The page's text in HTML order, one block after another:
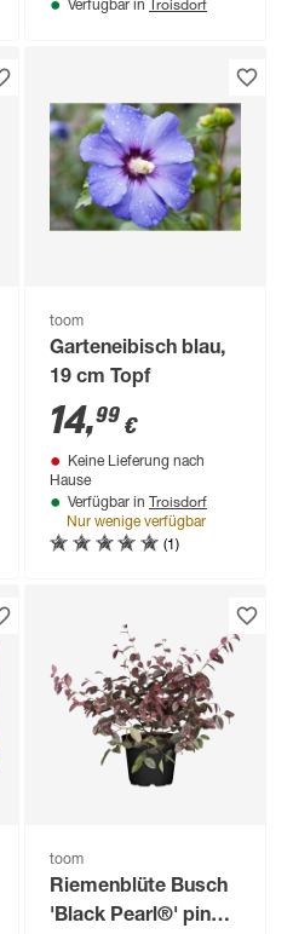
Verfügbar in
toom
Garteneibisch blau,
19 cm Topf
14,99 €
Keine Lieferung nach
Hause
Verfügbar in Troisdorf
Nur wenige verfügbar
(1)
toom
Riemenblüte Busch
'Black Pearl®' pink